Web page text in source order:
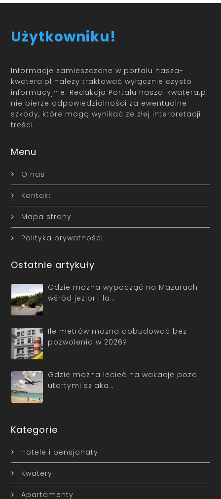
Użytkowniku!
Informacje zamieszczone w portalu nasza-
kwatera.pl należy traktować wyłącznie czysto
informacyjnie. Redakcja Portalu nasza-kwatera.pl
nie bierze odpowiedzialności za ewentualne
szkody, które mogą wynikać ze złej interpretacji
treści.
Menu
O nas
Kontakt
Mapa strony
Polityka prywatności
Ostatnie artykuły
Gdzie można wypocząć na Mazurach
wśród jezior i la…
Ile metrów można dobudować bez
pozwolenia w 2026?
Gdzie można lecieć na wakacje poza
utartymi szlaka…
Kategorie
Hotele i pensjonaty
Kwatery
Apartamenty